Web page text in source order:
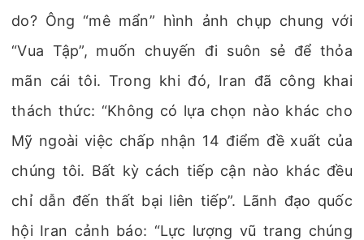
do? Ông “mê mẩn” hình ảnh chụp chung với
“Vua Tập”, muốn chuyến đi suôn sẻ để thỏa
mãn cái tôi. Trong khi đó, Iran đã công khai
thách thức: “Không có lựa chọn nào khác cho
Mỹ ngoài việc chấp nhận 14 điểm đề xuất của
chúng tôi. Bất kỳ cách tiếp cận nào khác đều
chỉ dẫn đến thất bại liên tiếp”. Lãnh đạo quốc
hội Iran cảnh báo: “Lực lượng vũ trang chúng